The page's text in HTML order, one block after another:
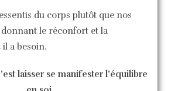
du corps plutôt que nos
donnant le réconfort et la
a besoin.
laisser se manifester l’équilibre